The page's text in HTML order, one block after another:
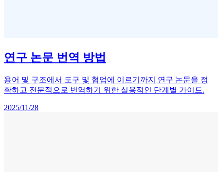
연구 논문 번역 방법
용어 및 구조에서 도구 및 협업에 이르기까지 연구 논문을 정
확하고 전문적으로 번역하기 위한 실용적인 단계별 가이드.
2025/11/28